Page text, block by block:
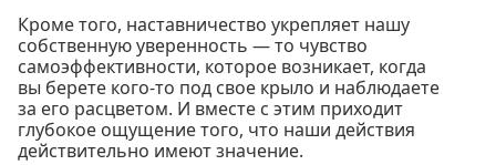
Кроме того, наставничество укрепляет нашу
собственную уверенность — то чувство
самоэффективности, которое возникает, когда
вы берете кого-то под свое крыло и наблюдаете
за его расцветом. И вместе с этим приходит
глубокое ощущение того, что наши действия
действительно имеют значение.